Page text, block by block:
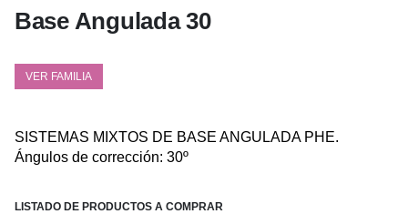
Base Angulada 30
VER FAMILIA
SISTEMAS MIXTOS DE BASE ANGULADA PHE.
Ángulos de corrección: 30º
LISTADO DE PRODUCTOS A COMPRAR